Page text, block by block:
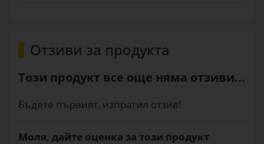
Отзиви за продукта
Този продукт все още няма отзиви...
Бъдете първият, изпратил отзив!
Моля, дайте оценка за този продукт